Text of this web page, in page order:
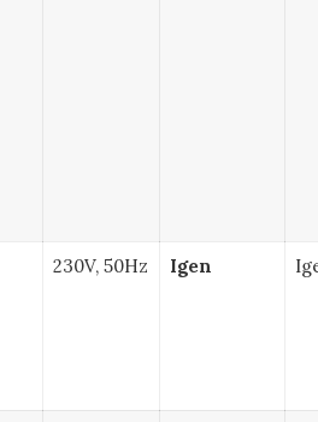
230V, 50Hz Igen